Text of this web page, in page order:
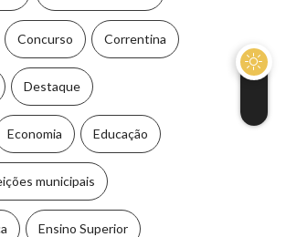
Concurso Correntina
Destaque
Economia Educação
municipais
Ensino Superior